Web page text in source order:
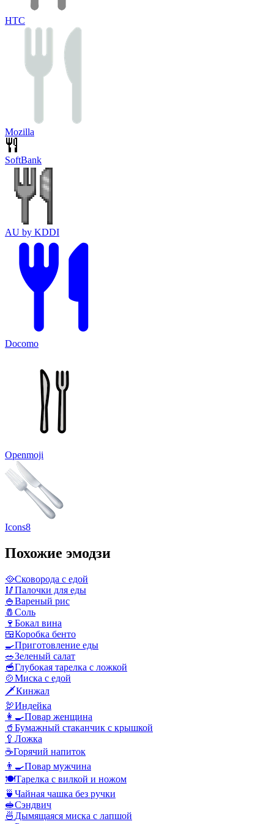
HTC
Mozilla
SoftBank
AU by KDDI
Docomo
Openmoji
Icons8
Похожие эмодзи
🥘Сковорода с едой
🥢Палочки для еды
🍚Вареный рис
🧂 Соль
🍷 Бокал вина
🍱Коробка бенто
🍳Приготовление еды
🥗Зеленый салат
🥣Глубокая тарелка с ложкой
🍲Миска с едой
🗡️Кинжал
🦃Индейка
👩‍🍳Повар женщина
🥤 Бумажный стаканчик с крышкой
🥄 Ложка
☕Горячий напиток
👨‍🍳Повар мужчина
🍽️Тарелка с вилкой и ножом
🍵 Чайная чашка без ручки
🥪Сэндвич
🍜 Дымящаяся миска с лапшой